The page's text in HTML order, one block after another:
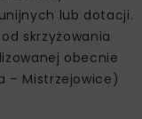
lub dotacji.
skrzyżowania
obecnie
– Mistrzejowice)